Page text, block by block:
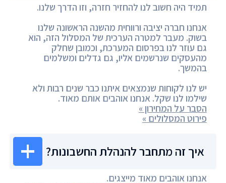
תמיד היה חשוב לנו להחזיר חזרה, וזו הדרך שלנו.
אנחנו חברה יציבה ורווחית מהשנה הראשונה שלנו
בשוק. מעבר למטרה הערכית של המסלול הזה, הוא
גם עוזר לנו בפרסום המערכת, וכמובן שחלק
מהעסקים שנרשמים אליו, גם גדלים ומשלמים
בהמשך.
יש לנו לקוחות שנמצאים איתנו כבר שנים רבות ולא
שילמו לנו שקל. אנחנו אוהבים אותם מאוד.
הסבר על המחירון »
פירוט המסלולים »
איך זה מתחבר להנהלת החשבונות?
אנחנו אוהבים מאוד מייצגים.